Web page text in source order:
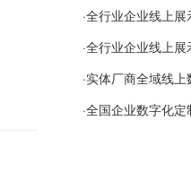
·全行业企业线上展示
·全行业企业线上展示
·实体厂商全域线上数字化配
·全国企业数字化定制开发